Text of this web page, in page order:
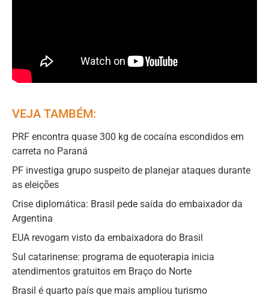
VEJA TAMBÉM:
PRF encontra quase 300 kg de cocaína escondidos em
carreta no Paraná
PF investiga grupo suspeito de planejar ataques durante
as eleições
Crise diplomática: Brasil pede saída do embaixador da
Argentina
EUA revogam visto da embaixadora do Brasil
Sul catarinense: programa de equoterapia inicia
atendimentos gratuitos em Braço do Norte
Brasil é quarto país que mais ampliou turismo